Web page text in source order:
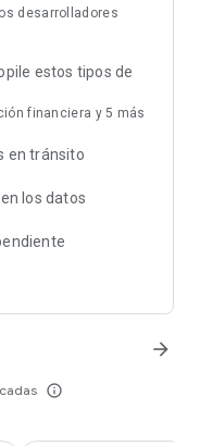
el brillo y mucho
Play Libros!
desarrolladores
estos tipos de
financiera y 5 más
en tránsito
los datos
info_outline
arrow_forward